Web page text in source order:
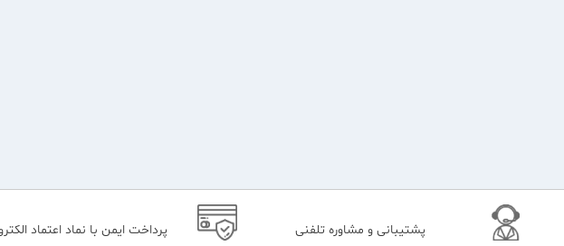
پشتیبانی و مشاوره تلفنی پرداخت ایمن با نماد اعتماد